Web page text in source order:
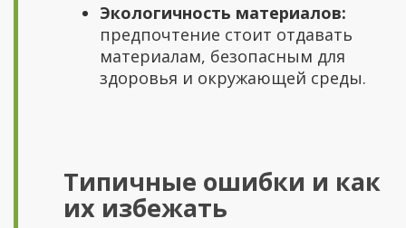
Экологичность материалов:
предпочтение стоит отдавать
материалам, безопасным для
здоровья и окружающей среды.
Типичные ошибки и как
их избежать